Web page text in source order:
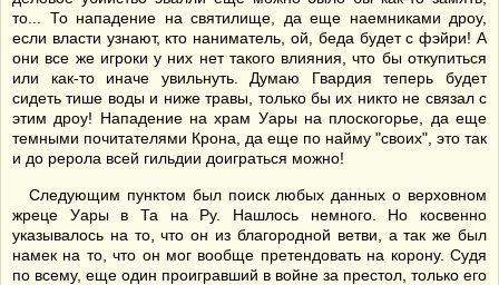
то... То нападение на святилище, да еще наемниками дроу,
если власти узнают, кто наниматель, ой, беда будет с фэйри! А
они все же игроки у них нет такого влияния, что бы откупиться
или как-то иначе увильнуть. Думаю Гвардия теперь будет
сидеть тише воды и ниже травы, только бы их никто не связал с
этим дроу! Нападение на храм Уары на плоскогорье, да еще
темными почитателями Крона, да еще по найму "своих", это так
и до рерола всей гильдии доиграться можно!
Следующим пунктом был поиск любых данных о верховном
жреце Уары в Та на Ру. Нашлось немного. Но косвенно
указывалось на то, что он из благородной ветви, а так же был
намек на то, что он мог вообще претендовать на корону. Судя
по всему, еще один проигравший в войне за престол, только его